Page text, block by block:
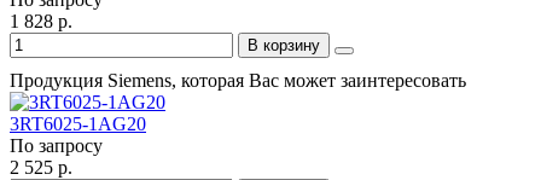
1 828 р.
В корзину
Продукция Siemens, которая Вас может заинтересовать
3RT6025-1AG20
По запросу
2 525 р.